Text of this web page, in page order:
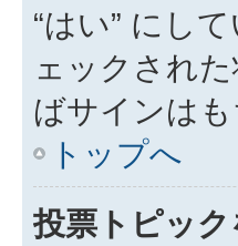
“はい” にし
ェックされ
ばサインは
トップへ
投票トピッ